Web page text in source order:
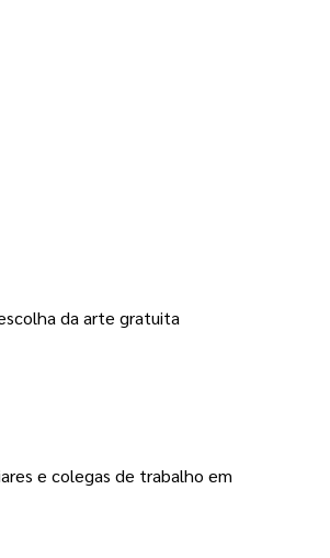
da arte gratuita
e colegas de trabalho em